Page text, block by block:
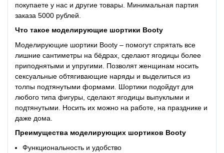
покупаете у нас и другие товары. Минимальная партия
заказа 5000 рублей.
Что такое моделирующие шортики Booty
Моделирующие шортики Booty – помогут спрятать все
лишние сантиметры на бёдрах, сделают ягодицы более
приподнятыми и упругими. Позволят женщинам носить
сексуальные обтягивающие наряды и выделиться из
толпы подтянутыми формами. Шортики подойдут для
любого типа фигуры, сделают ягодицы выпуклыми и
подтянутыми. Носить их можно на работе, на празднике и
даже дома.
Преимущества моделирующих шортиков Booty
Функциональность и удобство